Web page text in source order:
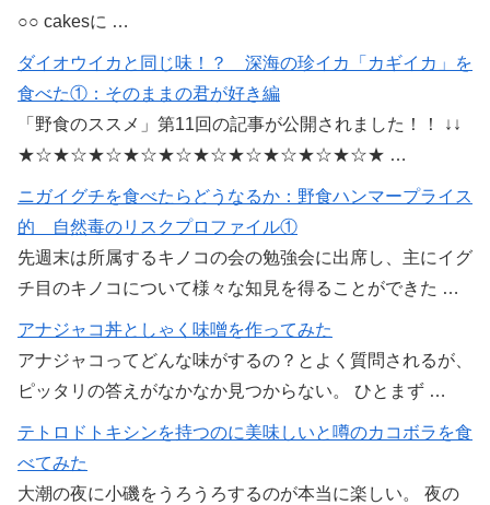
○○ cakesに …
ダイオウイカと同じ味！？ 深海の珍イカ「カギイカ」を
食べた①：そのままの君が好き編
「野食のススメ」第11回の記事が公開されました！！ ↓↓
★☆★☆★☆★☆★☆★☆★☆★☆★☆★☆★ …
ニガイグチを食べたらどうなるか：野食ハンマープライス
的 自然毒のリスクプロファイル①
先週末は所属するキノコの会の勉強会に出席し、主にイグ
チ目のキノコについて様々な知見を得ることができた …
アナジャコ丼としゃく味噌を作ってみた
アナジャコってどんな味がするの？とよく質問されるが、
ピッタリの答えがなかなか見つからない。 ひとまず …
テトロドトキシンを持つのに美味しいと噂のカコボラを食
べてみた
大潮の夜に小磯をうろうろするのが本当に楽しい。 夜の